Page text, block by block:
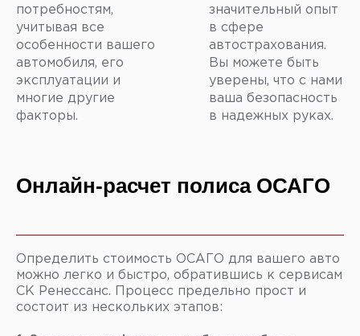
потребностям,
учитывая все
особенности вашего
автомобиля, его
эксплуатации и
многие другие
факторы.
значительный опыт
в сфере
автострахования.
Вы можете быть
уверены, что с нами
ваша безопасность
в надежных руках.
Онлайн-расчет полиса ОСАГО
Определить стоимость ОСАГО для вашего авто
можно легко и быстро, обратившись к сервисам
СК Ренессанс. Процесс предельно прост и
состоит из нескольких этапов: